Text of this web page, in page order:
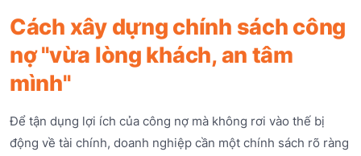
Cách xây dựng chính sách công
nợ "vừa lòng khách, an tâm
mình"
Để tận dụng lợi ích của công nợ mà không rơi vào thế bị
động về tài chính, doanh nghiệp cần một chính sách rõ ràng